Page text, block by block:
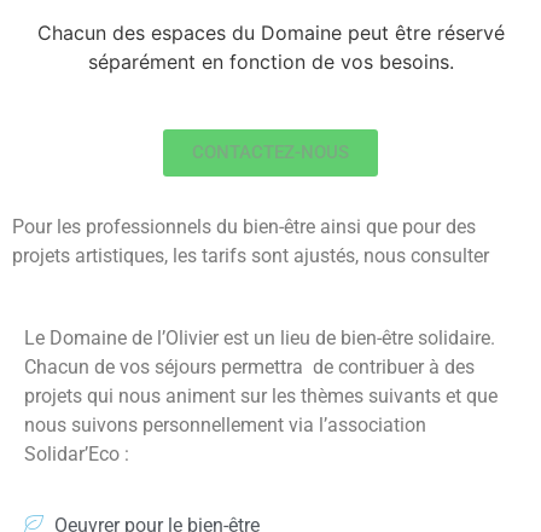
Chacun des espaces du Domaine peut être réservé
séparément en fonction de vos besoins.
CONTACTEZ-NOUS
Pour les professionnels du bien-être ainsi que pour des
projets artistiques, les tarifs sont ajustés, nous consulter
Le Domaine de l’Olivier est un lieu de bien-être solidaire.
Chacun de vos séjours permettra de contribuer à des
projets qui nous animent sur les thèmes suivants et que
nous suivons personnellement via l’association
Solidar’Eco :
Oeuvrer pour le bien-être